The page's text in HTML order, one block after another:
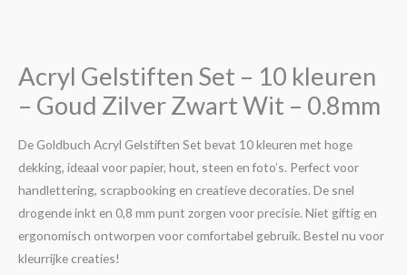
Acryl Gelstiften Set – 10 kleuren
– Goud Zilver Zwart Wit – 0.8mm
De Goldbuch Acryl Gelstiften Set bevat 10 kleuren met hoge
dekking, ideaal voor papier, hout, steen en foto’s. Perfect voor
handlettering, scrapbooking en creatieve decoraties. De snel
drogende inkt en 0,8 mm punt zorgen voor precisie. Niet giftig en
ergonomisch ontworpen voor comfortabel gebruik. Bestel nu voor
kleurrijke creaties!
kleuren
-
Zilver
Zwart
Wit
-
0.8mm
aantal